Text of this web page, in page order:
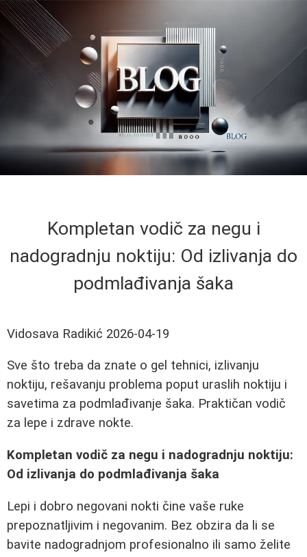
Kompletan vodič za negu i
nadogradnju noktiju: Od izlivanja do
podmlađivanja šaka
Vidosava Radikić 2026-04-19
Sve što treba da znate o gel tehnici, izlivanju
noktiju, rešavanju problema poput uraslih noktiju i
savetima za podmlađivanje šaka. Praktičan vodič
za lepe i zdrave nokte.
Kompletan vodič za negu i nadogradnju noktiju:
Od izlivanja do podmlađivanja šaka
Lepi i dobro negovani nokti čine vaše ruke
prepoznatljivim i negovanim. Bez obzira da li se
bavite nadogradnjom profesionalno ili samo želite